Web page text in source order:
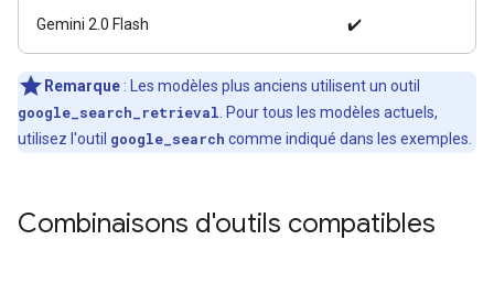
Gemini 2.0 Flash ✔️
Remarque : Les modèles plus anciens utilisent un outil
google_search_retrieval . Pour tous les modèles actuels,
utilisez l'outil google_search comme indiqué dans les exemples.
Combinaisons d'outils compatibles